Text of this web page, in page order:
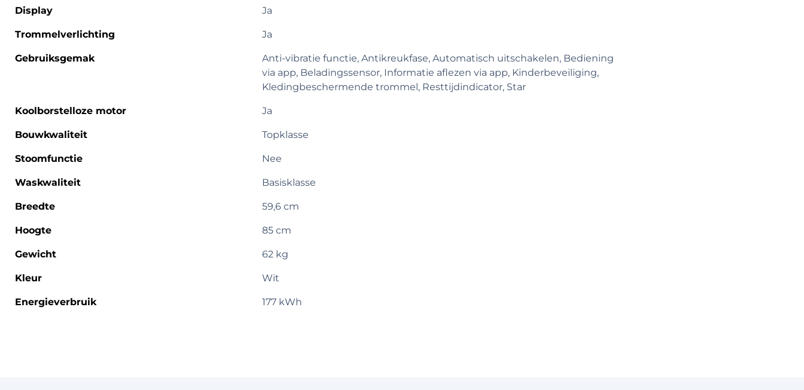
Display Ja
Trommelverlichting Ja
Gebruiksgemak
Anti-vibratie functie, Antikreukfase, Automatisch uitschakelen, Bediening
via app, Beladingssensor, Informatie aflezen via app, Kinderbeveiliging,
Kledingbeschermende trommel, Resttijdindicator, Star
Koolborstelloze motor Ja
Bouwkwaliteit Topklasse
Stoomfunctie Nee
Waskwaliteit Basisklasse
Breedte 59,6 cm
Hoogte 85 cm
Gewicht 62 kg
Kleur Wit
Energieverbruik 177 kWh